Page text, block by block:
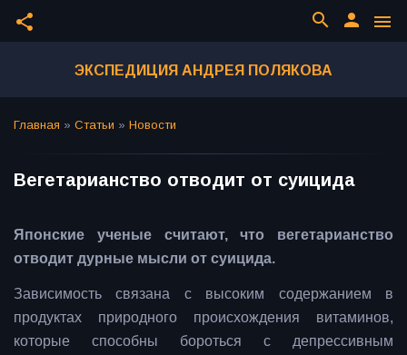
share menu
person
search
ЭКСПЕДИЦИЯ АНДРЕЯ ПОЛЯКОВА
Главная » Статьи » Новости
Вегетарианство отводит от суицида
Японские ученые считают, что вегетарианство
отводит дурные мысли от суицида.
Зависимость связана с высоким содержанием в
продуктах природного происхождения витаминов,
которые способны бороться с депрессивным